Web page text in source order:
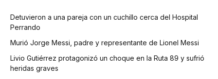
Detuvieron a una pareja con un cuchillo cerca del Hospital
Perrando
Murió Jorge Messi, padre y representante de Lionel Messi
Livio Gutiérrez protagonizó un choque en la Ruta 89 y sufrió
heridas graves